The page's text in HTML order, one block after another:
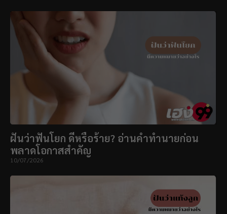
ฝันว่าฟันโยก ดีหรือร้าย? อ่านคำทำนายก่อน
พลาดโอกาสสำคัญ
10/07/2026